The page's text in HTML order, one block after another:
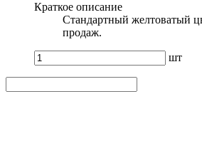
Краткое описание
Стандартный желтоватый
продаж.
шт